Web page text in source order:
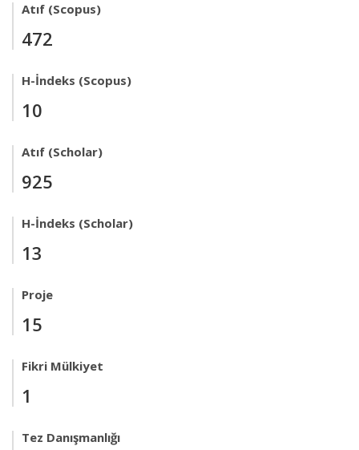
Atıf (Scopus)
472
H-İndeks (Scopus)
10
Atıf (Scholar)
925
H-İndeks (Scholar)
13
Proje
15
Fikri Mülkiyet
1
Tez Danışmanlığı